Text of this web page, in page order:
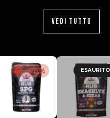
VEDI TUTTO
-36% ESAURITO